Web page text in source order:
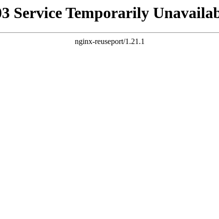
Service Temporarily
nginx-reuseport/1.21.1